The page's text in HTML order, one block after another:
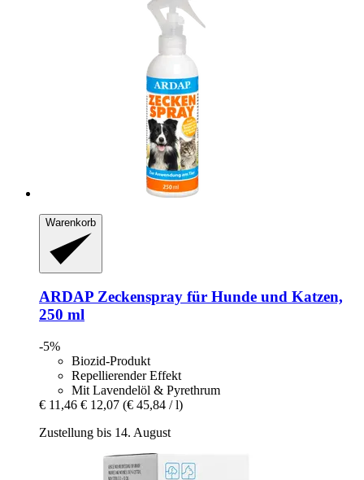
Warenkorb
ARDAP Zeckenspray für Hunde und Katzen,
250 ml
-5%
Biozid-Produkt
Repellierender Effekt
Mit Lavendelöl & Pyrethrum
€ 11,46 € 12,07 (€ 45,84 / l)
Zustellung bis 14. August